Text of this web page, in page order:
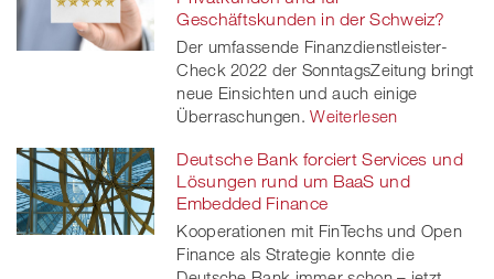
Geschäftskunden in der Schweiz?
Der umfassende Finanzdienstleister-
Check 2022 der SonntagsZeitung bringt
neue Einsichten und auch einige
Überraschungen. Weiterlesen
Deutsche Bank forciert Services und
Lösungen rund um BaaS und
Embedded Finance
Kooperationen mit FinTechs und Open
Finance als Strategie konnte die